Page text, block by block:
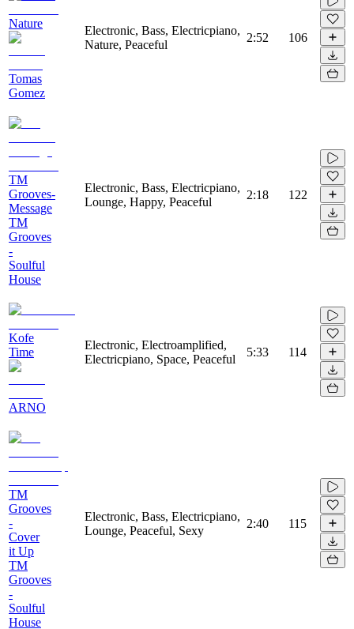
Nature
Tomas
Gomez
Electronic, Bass, Electricpiano,
Nature, Peaceful
2:52 106
TM
Grooves-
Message
TM
Grooves
-
Soulful
House
Electronic, Bass, Electricpiano,
Lounge, Happy, Peaceful
2:18 122
Kofe
Time
ARNO
Electronic, Electroamplified,
Electricpiano, Space, Peaceful
5:33 114
TM
Grooves
-
Cover
it Up
TM
Grooves
-
Soulful
House
Electronic, Bass, Electricpiano,
Lounge, Peaceful, Sexy
2:40 115